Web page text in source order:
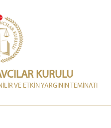
KURULU
VE ETKİN YARGININ TEMİNATI